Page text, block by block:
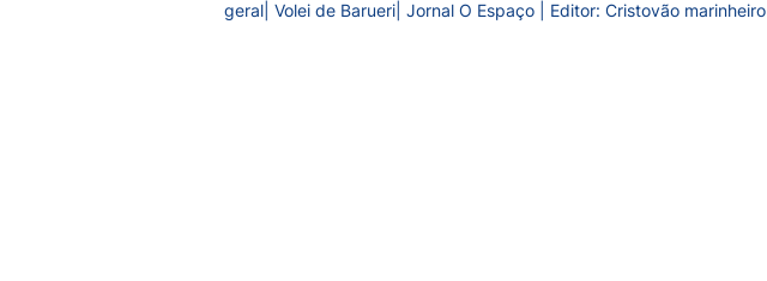
geral| Volei de Barueri| Jornal O Espaço | Editor: Cristovão marinheiro